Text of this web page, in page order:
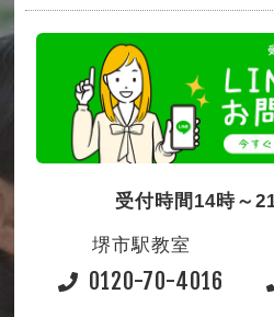
受付時間14時～
堺市駅教室
0120-70-4016